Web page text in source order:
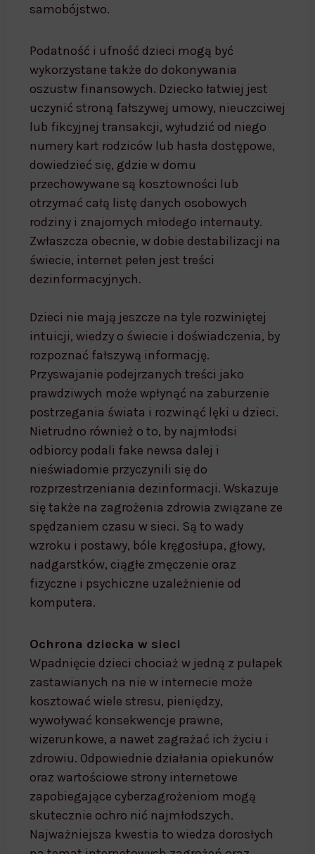
samobójstwo.
Podatność i ufność dzieci mogą być
wykorzystane także do dokonywania
oszustw finansowych. Dziecko łatwiej jest
uczynić stroną fałszywej umowy, nieuczciwej
lub fikcyjnej transakcji, wyłudzić od niego
numery kart rodziców lub hasła dostępowe,
dowiedzieć się, gdzie w domu
przechowywane są kosztowności lub
otrzymać całą listę danych osobowych
rodziny i znajomych młodego internauty.
Zwłaszcza obecnie, w dobie destabilizacji na
świecie, internet pełen jest treści
dezinformacyjnych.
Dzieci nie mają jeszcze na tyle rozwiniętej
intuicji, wiedzy o świecie i doświadczenia, by
rozpoznać fałszywą informację.
Przyswajanie podejrzanych treści jako
prawdziwych może wpłynąć na zaburzenie
postrzegania świata i rozwinąć lęki u dzieci.
Nietrudno również o to, by najmłodsi
odbiorcy podali fake newsa dalej i
nieświadomie przyczynili się do
rozprzestrzeniania dezinformacji. Wskazuje
się także na zagrożenia zdrowia związane ze
spędzaniem czasu w sieci. Są to wady
wzroku i postawy, bóle kręgosłupa, głowy,
nadgarstków, ciągłe zmęczenie oraz
fizyczne i psychiczne uzależnienie od
komputera.
Ochrona dziecka w sieci
Wpadnięcie dzieci chociaż w jedną z pułapek
zastawianych na nie w internecie może
kosztować wiele stresu, pieniędzy,
wywoływać konsekwencje prawne,
wizerunkowe, a nawet zagrażać ich życiu i
zdrowiu. Odpowiednie działania opiekunów
oraz wartościowe strony internetowe
zapobiegające cyberzagrożeniom mogą
skutecznie ochro nić najmłodszych.
Najważniejsza kwestia to wiedza dorosłych